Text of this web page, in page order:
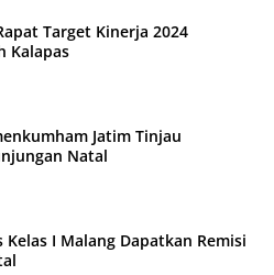
Target Kinerja 2024
Kalapas
Jatim Tinjau
Natal
Kelas I Malang Dapatkan Remisi